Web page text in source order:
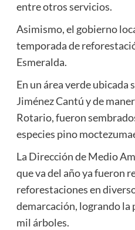
entre otros servicios.
Asimismo, el gobierno
temporada de
Esmeralda.
En un área verde ubicada
Jiménez Cantú y de
Rotario, fueron
especies pino
La Dirección de Medio
que va del año ya fueron
reforestaciones en
demarcación, logrando la
mil árboles.